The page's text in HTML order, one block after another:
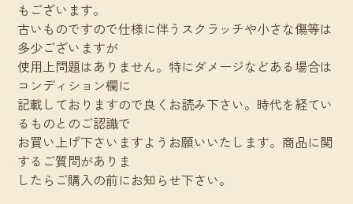
もございます。
古いものですので仕様に伴うスクラッチや小さな傷等は
多少ございますが
使用上問題はありません。特にダメージなどある場合は
コンディション欄に
記載しておりますので良くお読み下さい。時代を経てい
るものとのご認識で
お買い上げ下さいますようお願いいたします。商品に関
するご質問がありま
したらご購入の前にお知らせ下さい。